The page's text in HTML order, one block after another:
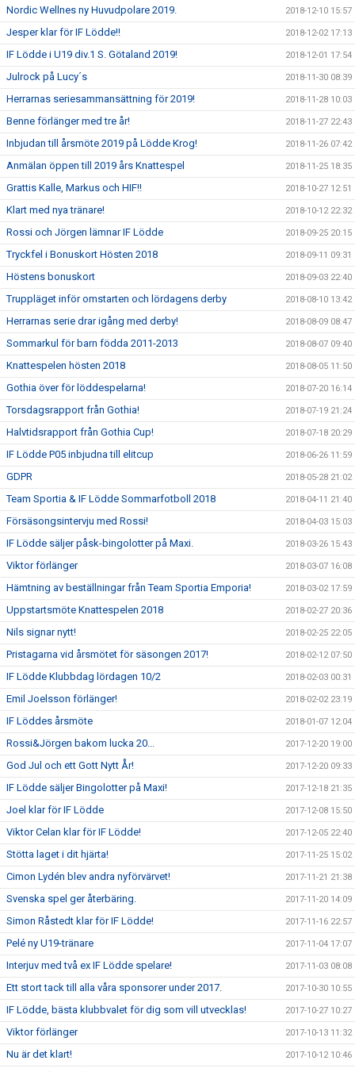
Nordic Wellnes ny Huvudpolare 2019. 2018-12-10 15:57
Jesper klar för IF Lödde!! 2018-12-02 17:13
IF Lödde i U19 div.1 S. Götaland 2019! 2018-12-01 17:54
Julrock på Lucy´s 2018-11-30 08:39
Herrarnas seriesammansättning för 2019! 2018-11-28 10:03
Benne förlänger med tre år! 2018-11-27 22:43
Inbjudan till årsmöte 2019 på Lödde Krog! 2018-11-26 07:42
Anmälan öppen till 2019 års Knattespel 2018-11-25 18:35
Grattis Kalle, Markus och HIF!! 2018-10-27 12:51
Klart med nya tränare! 2018-10-12 22:32
Rossi och Jörgen lämnar IF Lödde 2018-09-25 20:15
Tryckfel i Bonuskort Hösten 2018 2018-09-11 09:31
Höstens bonuskort 2018-09-03 22:40
Truppläget inför omstarten och lördagens derby 2018-08-10 13:42
Herrarnas serie drar igång med derby! 2018-08-09 08:47
Sommarkul för barn födda 2011-2013 2018-08-07 09:40
Knattespelen hösten 2018 2018-08-05 11:50
Gothia över för löddespelarna! 2018-07-20 16:14
Torsdagsrapport från Gothia! 2018-07-19 21:24
Halvtidsrapport från Gothia Cup! 2018-07-18 20:29
IF Lödde P05 inbjudna till elitcup 2018-06-26 11:59
GDPR 2018-05-28 21:02
Team Sportia & IF Lödde Sommarfotboll 2018 2018-04-11 21:40
Försäsongsintervju med Rossi! 2018-04-03 15:03
IF Lödde säljer påsk-bingolotter på Maxi. 2018-03-26 15:43
Viktor förlänger 2018-03-07 16:08
Hämtning av beställningar från Team Sportia Emporia! 2018-03-02 17:59
Uppstartsmöte Knattespelen 2018 2018-02-27 20:36
Nils signar nytt! 2018-02-25 22:05
Pristagarna vid årsmötet för säsongen 2017! 2018-02-12 07:50
IF Lödde Klubbdag lördagen 10/2 2018-02-03 00:31
Emil Joelsson förlänger! 2018-02-02 23:19
IF Löddes årsmöte 2018-01-07 12:04
Rossi&Jörgen bakom lucka 20... 2017-12-20 19:00
God Jul och ett Gott Nytt År! 2017-12-20 09:33
IF Lödde säljer Bingolotter på Maxi! 2017-12-18 21:35
Joel klar för IF Lödde 2017-12-08 15:50
Viktor Celan klar för IF Lödde! 2017-12-05 22:40
Stötta laget i dit hjärta! 2017-11-25 15:02
Cimon Lydén blev andra nyförvärvet! 2017-11-21 21:38
Svenska spel ger återbäring. 2017-11-20 14:09
Simon Råstedt klar för IF Lödde! 2017-11-16 22:57
Pelé ny U19-tränare 2017-11-04 17:07
Interjuv med två ex IF Lödde spelare! 2017-11-03 08:08
Ett stort tack till alla våra sponsorer under 2017. 2017-10-30 10:55
IF Lödde, bästa klubbvalet för dig som vill utvecklas! 2017-10-27 10:27
Viktor förlänger 2017-10-13 11:32
Nu är det klart! 2017-10-12 10:46